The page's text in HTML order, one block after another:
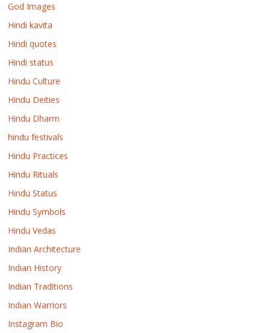
God Images
Hindi kavita
Hindi quotes
Hindi status
Hindu Culture
Hindu Deities
Hindu Dharm
hindu festivals
Hindu Practices
Hindu Rituals
Hindu Status
Hindu Symbols
Hindu Vedas
Indian Architecture
Indian History
Indian Traditions
Indian Warriors
Instagram Bio